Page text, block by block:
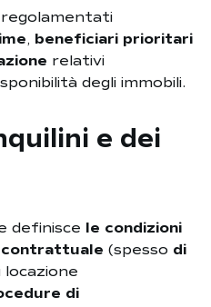
, beneficiari prioritari
relativi
degli immobili.
e dei
definisce le condizioni
(spesso di
di